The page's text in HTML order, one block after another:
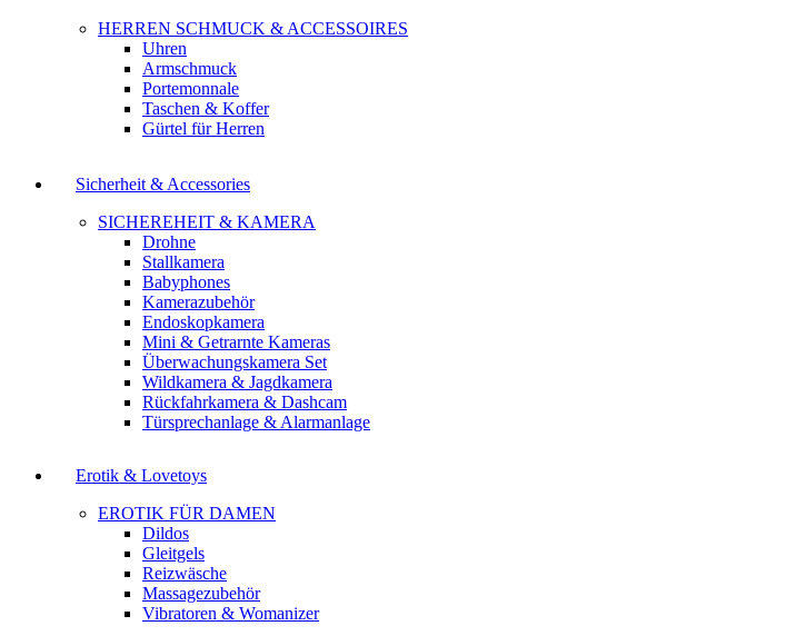
HERREN SCHMUCK & ACCESSOIRES
Uhren
Armschmuck
Portemonnale
Taschen & Koffer
Gürtel für Herren
Sicherheit & Accessories
SICHEREHEIT & KAMERA
Drohne
Stallkamera
Babyphones
Kamerazubehör
Endoskopkamera
Mini & Getrarnte Kameras
Überwachungskamera Set
Wildkamera & Jagdkamera
Rückfahrkamera & Dashcam
Türsprechanlage & Alarmanlage
Erotik & Lovetoys
EROTIK FÜR DAMEN
Dildos
Gleitgels
Reizwäsche
Massagezubehör
Vibratoren & Womanizer